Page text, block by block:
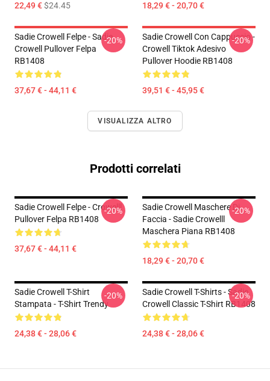
22,49 €$24.45 18,29 € - 20,70 €
Sadie Crowell Felpe - Sadie
Crowell Pullover Felpa
RB1408
37,67 € - 44,11 €
-20%
Sadie Crowell Con Cappuccio -
Crowell Tiktok Adesivo
Pullover Hoodie RB1408
39,51 € - 45,95 €
-20%
VISUALIZZA ALTRO
Prodotti correlati
Sadie Crowell Felpe - Crowelll
Pullover Felpa RB1408
37,67 € - 44,11 €
-20%
Sadie Crowell Maschere Di
Faccia - Sadie Crowelll
Maschera Piana RB1408
18,29 € - 20,70 €
-20%
Sadie Crowell T-Shirt
Stampata - T-Shirt Trendy
24,38 € - 28,06 €
-20%
Sadie Crowell T-Shirts - Sadie
Crowell Classic T-Shirt RB1408
24,38 € - 28,06 €
-20%